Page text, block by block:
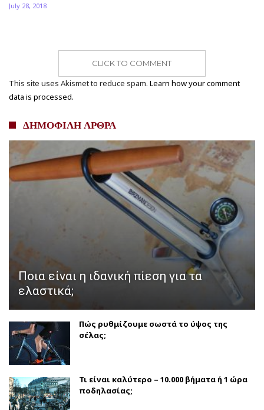
July 28, 2018
CLICK TO COMMENT
This site uses Akismet to reduce spam. Learn how your comment
data is processed.
ΔΗΜΟΦΙΛΗ ΑΡΘΡΑ
Ποια είναι η ιδανική πίεση για τα
ελαστικά;
Πώς ρυθμίζουμε σωστά το ύψος της
σέλας;
Τι είναι καλύτερο – 10.000 βήματα ή 1 ώρα
ποδηλασίας;